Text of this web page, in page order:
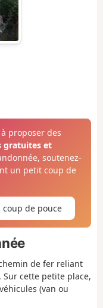
proposer des
gratuites et
soutenez-
un petit coup de
coup de pouce
de fer reliant
cette petite place,
(van ou